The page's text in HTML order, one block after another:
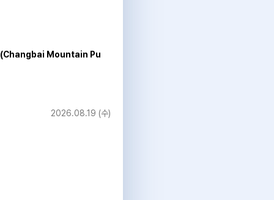
텔 (Changbai Mountain Pu
2026.08.19 (수)